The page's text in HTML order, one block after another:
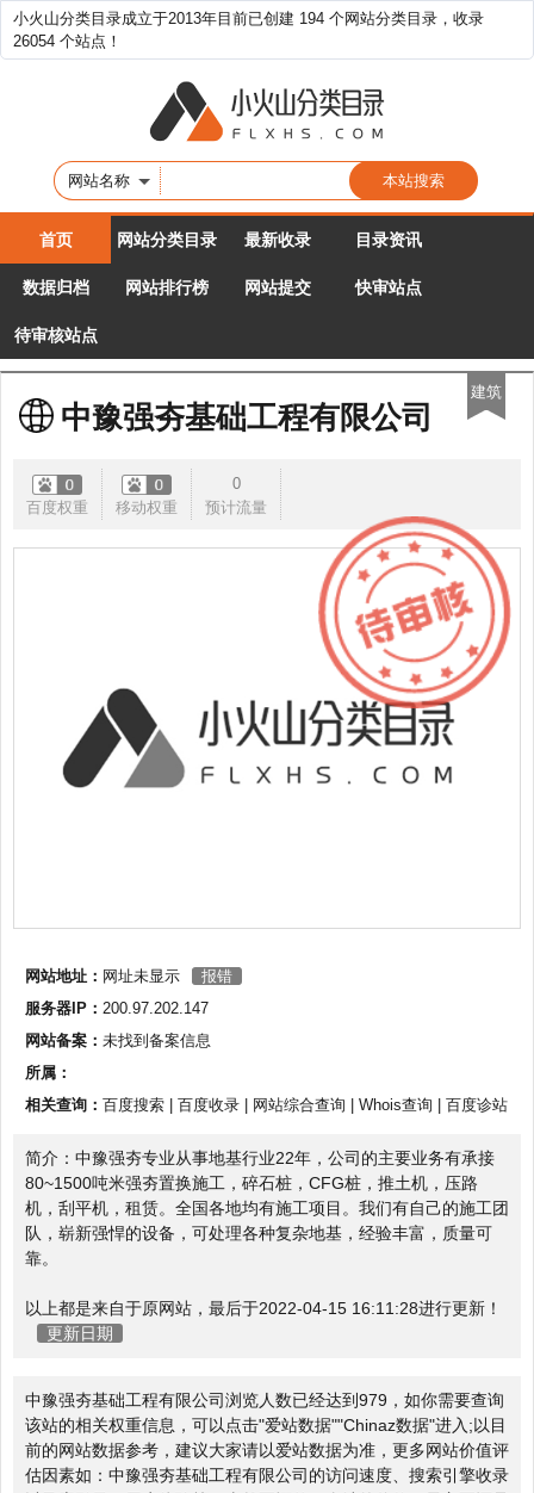
小火山分类目录成立于2013年目前已创建 194 个网站分类目录，收录
26054 个站点！
网站名称
首页 网站分类目录 最新收录 目录资讯
数据归档 网站排行榜 网站提交 快审站点
待审核站点
中豫强夯基础工程有限公司
百度权重 移动权重
0
预计流量
网站地址： 网址未显示
报错
服务器IP： 200.97.202.147
网站备案： 未找到备案信息
所属：
相关查询： 百度搜索 百度收录 网站综合查询 Whois查询 百度诊站
简介：中豫强夯专业从事地基行业22年，公司的主要业务有承接
80~1500吨米强夯置换施工，碎石桩，CFG桩，推土机，压路
机，刮平机，租赁。全国各地均有施工项目。我们有自己的施工团
队，崭新强悍的设备，可处理各种复杂地基，经验丰富，质量可
靠。
以上都是来自于原网站，最后于2022-04-15 16:11:28进行更新！
更新日期
中豫强夯基础工程有限公司浏览人数已经达到979，如你需要查询
该站的相关权重信息，可以点击"爱站数据""Chinaz数据"进入;以目
前的网站数据参考，建议大家请以爱站数据为准，更多网站价值评
估因素如：中豫强夯基础工程有限公司的访问速度、搜索引擎收录
建筑